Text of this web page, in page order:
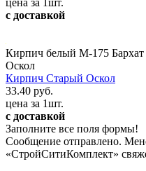
цена за 1шт.
с доставкой
Кирпич белый М-175
Оскол
Кирпич Старый Оскол
33.40 руб.
цена за 1шт.
с доставкой
Заполните все поля формы!
Сообщение отправлено.
«СтройСитиКомплект»